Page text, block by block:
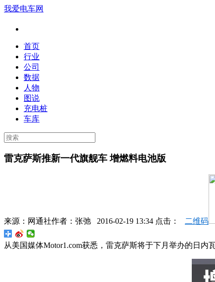
我爱电车网
首页
行业
公司
数据
人物
图说
充电桩
车库
雷克萨斯推新一代旗舰车 增燃料电池版
来源： 网通社作者： 张弛 2016-02-19 13:34 点击： 二维码
从美国媒体Motor1.com获悉，雷克萨斯将于下月举办的日